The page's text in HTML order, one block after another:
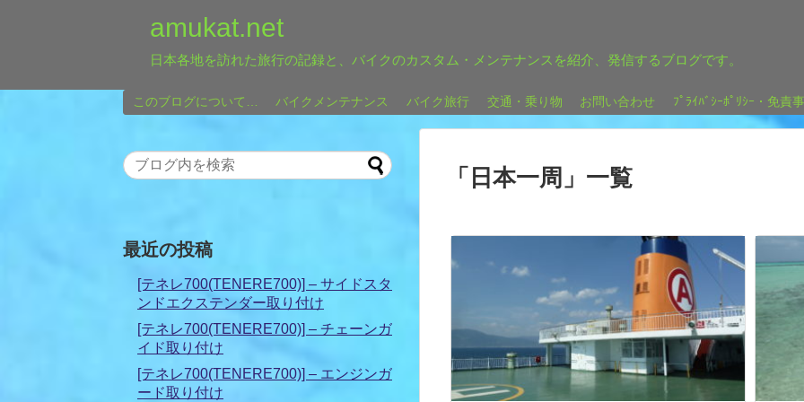
amukat.net
日本各地を訪れた旅行の記録と、バイクのカスタム・メンテナンスを紹介、発信するブログです。
このブログについて… バイクメンテナンス バイク旅行 交通・乗り物 お問い合わせ ﾌﾟﾗｲﾊﾞｼｰﾎﾟﾘｼｰ・免責
「 日本一周 」 一覧
最近の投稿
[テネレ700(TENERE700)] – サイドスタ
ンドエクステンダー取り付け
[テネレ700(TENERE700)] – チェーンガ
イド取り付け
[テネレ700(TENERE700)] – エンジンガ
ード取り付け